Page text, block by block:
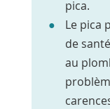
pica.
Le pica
de
au